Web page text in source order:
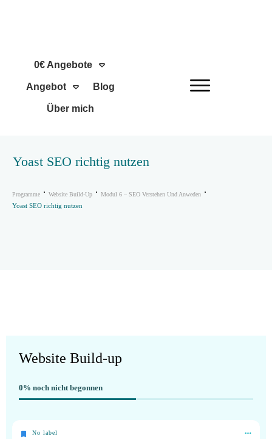
0€ Angebote
Angebot Blog
Über mich
Yoast SEO richtig nutzen
Programme Website Build-Up Modul 6 – SEO Verstehen Und Anweden
Yoast SEO richtig nutzen
Website Build-up
0% noch nicht begonnen
No label